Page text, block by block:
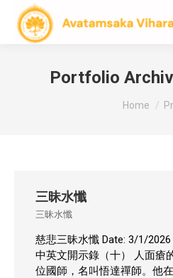
Portfolio
You are
Home
三昧水懺
三昧水懺
慈悲三昧水懺 Date: 3/1/
中英文開示錄（十） 人面瘡
位國師，名叫悟達禪師。他